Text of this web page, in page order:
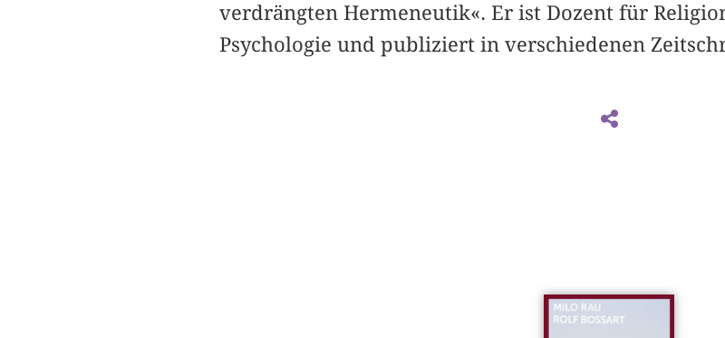
verdrängten Hermeneutik«. Er ist Dozent für
Psychologie und publiziert in verschiedenen